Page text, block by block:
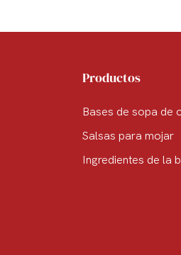
Productos
Bases de sopa de
Salsas para mojar
Ingredientes de la